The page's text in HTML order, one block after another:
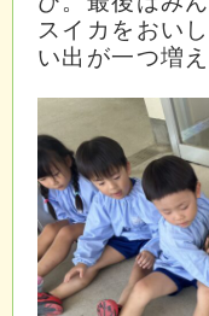
スイカをおい
い出が一つ増え